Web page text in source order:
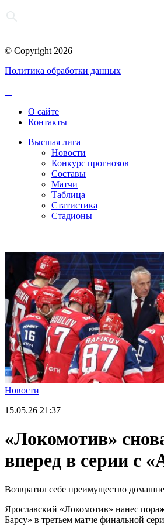
© Copyright 2026
Политика обработки данных
О сайте
Контакты
Высшая лига
Новости
Конкурс прогнозов
Составы
Матчи
Таблица
Статистика
Стадионы
Новости
15.05.26 21:37
«Локомотив»
вперед в серии с
Возвратил себе преимущество
Ярославский «Локомотив» нанес
Барсу» в третьем матче финальной